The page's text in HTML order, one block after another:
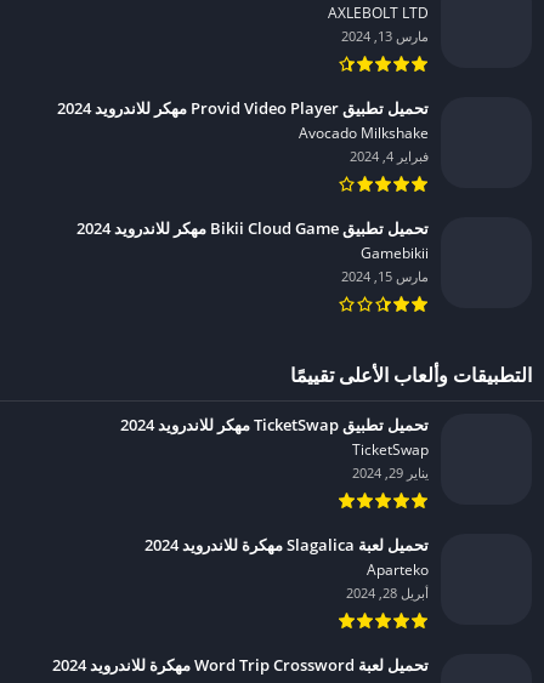
AXLEBOLT LTD‏
مارس 13, 2024
تحميل تطبيق Provid Video Player مهكر للاندرويد 2024
Avocado Milkshake‏
فبراير 4, 2024
تحميل تطبيق Bikii Cloud Game مهكر للاندرويد 2024
Gamebikii‏
مارس 15, 2024
التطبيقات وألعاب الأعلى تقييمًا
تحميل تطبيق TicketSwap مهكر للاندرويد 2024
TicketSwap‏
يناير 29, 2024
تحميل لعبة Slagalica مهكرة للاندرويد 2024
Aparteko‏
أبريل 28, 2024
تحميل لعبة Word Trip Crossword مهكرة للاندرويد 2024